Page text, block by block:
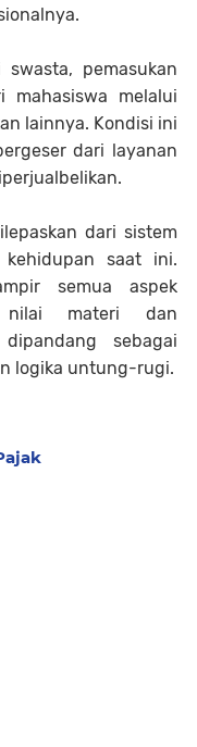
pemasukan
mahasiswa melalui
lainnya. Kondisi ini
dari layanan
dari sistem
kehidupan saat ini.
semua aspek
nilai materi dan
sebagai
logika untung-rugi.